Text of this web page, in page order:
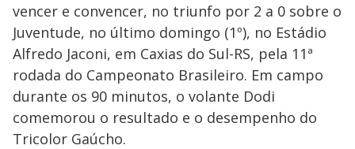
vencer e convencer, no triunfo por 2 a 0 sobre o
Juventude, no último domingo (1º), no Estádio
Alfredo Jaconi, em Caxias do Sul-RS, pela 11ª
rodada do Campeonato Brasileiro. Em campo
durante os 90 minutos, o volante Dodi
comemorou o resultado e o desempenho do
Tricolor Gaúcho.